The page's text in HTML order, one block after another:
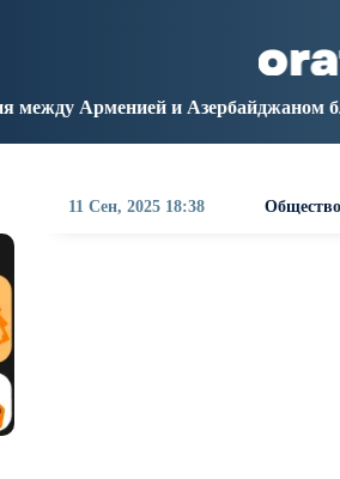
Los Angeles
03:18
Азербайджаном близко 17:28
11 Сен, 2025 18:38 Общество